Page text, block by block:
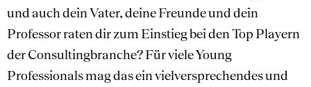
und auch dein Vater, deine Freunde und dein
Professor raten dir zum Einstieg bei den Top Playern
der Consultingbranche? Für viele Young
Professionals mag das ein vielversprechendes und